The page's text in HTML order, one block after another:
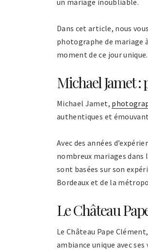
Dans cet article, nous
photographe de mariage
moment de ce jour unique.
Michael Jamet
Michael Jamet,
authentiques et
Avec des années
nombreux mariages dans
sont basées sur son
Bordeaux et de la
Le Château
Le Château Pape
ambiance unique avec